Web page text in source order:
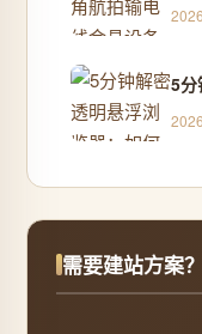
5分
需要建站方案？